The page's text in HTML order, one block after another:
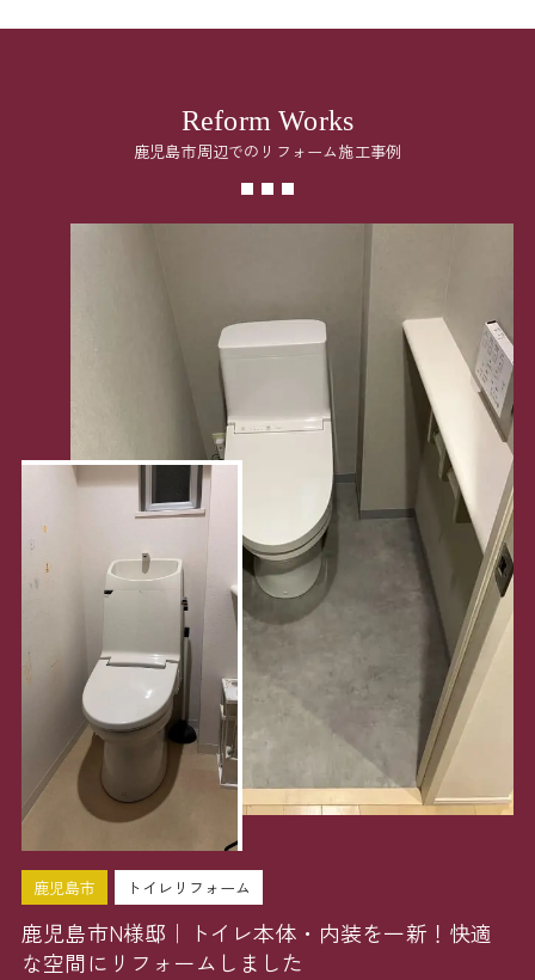
Reform Works
鹿児島市周辺でのリフォーム施工事例
鹿児島市 トイレリフォーム
鹿児島市N様邸｜トイレ本体・内装を一新！快適
な空間にリフォームしました